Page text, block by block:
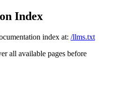
Index
index at: /llms.txt
all available pages before